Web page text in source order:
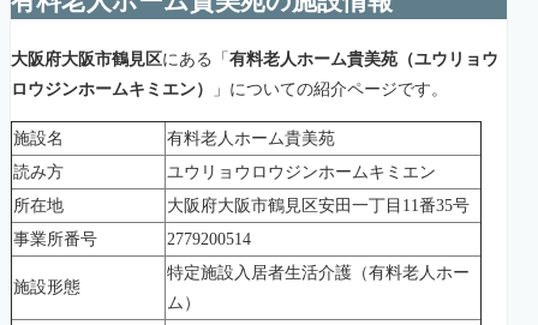
大阪府大阪市鶴見区にある「 有料老人ホーム貴美苑（ユウリョウ
ロウジンホームキミエン）
」についての紹介ページです。
施設名
有料老人ホーム貴美苑
読み方
ユウリョウロウジンホームキミエン
所在地
大阪府大阪市鶴見区安田一丁目11番35号
事業所番号
2779200514
施設形態
特定施設入居者生活介護（有料老人ホー
ム）